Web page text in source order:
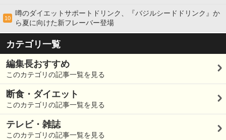
10
噂のダイエットサポートドリンク、『バジルシードドリンク』か
ら夏に向けた新フレーバー登場
カテゴリ一覧
編集長おすすめ
このカテゴリの記事一覧を見る
断食・ダイエット
このカテゴリの記事一覧を見る
テレビ・雑誌
このカテゴリの記事一覧を見る